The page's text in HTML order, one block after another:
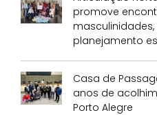
promove
planejamento
Casa de
anos de
Porto Alegre